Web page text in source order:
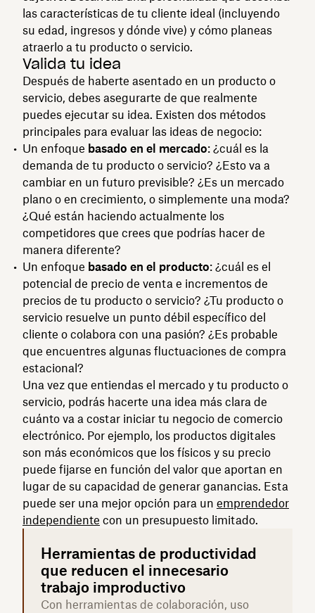
las características de tu cliente ideal (incluyendo
su edad, ingresos y dónde vive) y cómo planeas
atraerlo a tu producto o servicio.
Valida tu idea
Después de haberte asentado en un producto o
servicio, debes asegurarte de que realmente
puedes ejecutar su idea. Existen dos métodos
principales para evaluar las ideas de negocio:
Un enfoque basado en el mercado: ¿cuál es la
demanda de tu producto o servicio? ¿Esto va a
cambiar en un futuro previsible? ¿Es un mercado
plano o en crecimiento, o simplemente una moda?
¿Qué están haciendo actualmente los
competidores que crees que podrías hacer de
manera diferente?
Un enfoque basado en el producto: ¿cuál es el
potencial de precio de venta e incrementos de
precios de tu producto o servicio? ¿Tu producto o
servicio resuelve un punto débil específico del
cliente o colabora con una pasión? ¿Es probable
que encuentres algunas fluctuaciones de compra
estacional?
Una vez que entiendas el mercado y tu producto o
servicio, podrás hacerte una idea más clara de
cuánto va a costar iniciar tu negocio de comercio
electrónico. Por ejemplo, los productos digitales
son más económicos que los físicos y su precio
puede fijarse en función del valor que aportan en
lugar de su capacidad de generar ganancias. Esta
puede ser una mejor opción para un emprendedor
independiente con un presupuesto limitado.
Herramientas de productividad
que reducen el innecesario
trabajo improductivo
Con herramientas de colaboración, uso